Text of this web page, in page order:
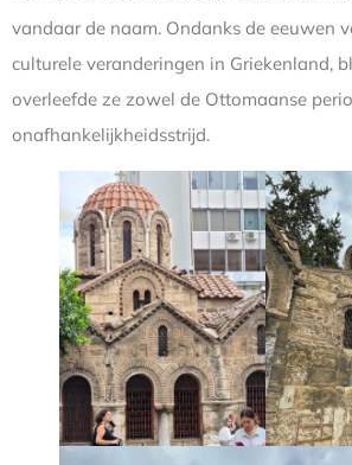
vandaar de naam. Ondanks de eeuwen
culturele veranderingen in Griekenland,
overleefde ze zowel de Ottomaanse
onafhankelijkheidsstrijd.